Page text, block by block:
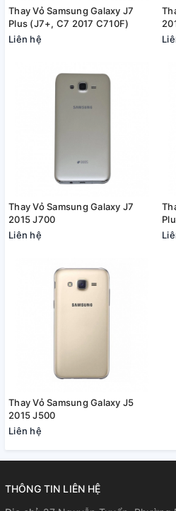
Thay Vỏ Samsung Galaxy J7
Plus (J7+, C7 2017 C710F)
Liên hệ
Thay Vỏ Samsung Galaxy J7
2015 J700
Liên hệ
Thay Vỏ Samsung Galaxy J5
2015 J500
Liên hệ
THÔNG TIN LIÊN HỆ